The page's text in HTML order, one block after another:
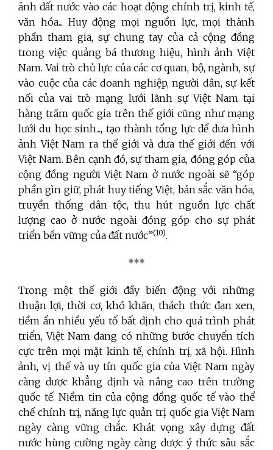
ảnh đất nước vào các hoạt động chính trị, kinh tế,
văn hóa... Huy động mọi nguồn lực, mọi thành
phần tham gia, sự chung tay của cả cộng đồng
trong việc quảng bá thương hiệu, hình ảnh Việt
Nam. Vai trò chủ lực của các cơ quan, bộ, ngành, sự
vào cuộc của các doanh nghiệp, người dân, sự kết
nối của vai trò mạng lưới lãnh sự Việt Nam tại
hàng trăm quốc gia trên thế giới cũng như mạng
lưới du học sinh..., tạo thành tổng lực để đưa hình
ảnh Việt Nam ra thế giới và đưa thế giới đến với
Việt Nam. Bên cạnh đó, sự tham gia, đóng góp của
cộng đồng người Việt Nam ở nước ngoài sẽ “góp
phần gìn giữ, phát huy tiếng Việt, bản sắc văn hóa,
truyền thống dân tộc, thu hút nguồn lực chất
lượng cao ở nước ngoài đóng góp cho sự phát
triển bền vững của đất nước”(10).
***
Trong một thế giới đầy biến động với những
thuận lợi, thời cơ, khó khăn, thách thức đan xen,
tiềm ẩn nhiều yếu tố bất định cho quá trình phát
triển, Việt Nam đang có những bước chuyển tích
cực trên mọi mặt kinh tế, chính trị, xã hội. Hình
ảnh, vị thế và uy tín quốc gia của Việt Nam ngày
càng được khẳng định và nâng cao trên trường
quốc tế. Niềm tin của cộng đồng quốc tế vào thể
chế chính trị, năng lực quản trị quốc gia Việt Nam
ngày càng vững chắc. Khát vọng xây dựng đất
nước hùng cường ngày càng được ý thức sâu sắc